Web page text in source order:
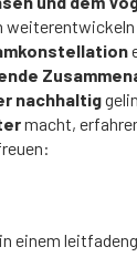
nachhaltig
macht,
einem